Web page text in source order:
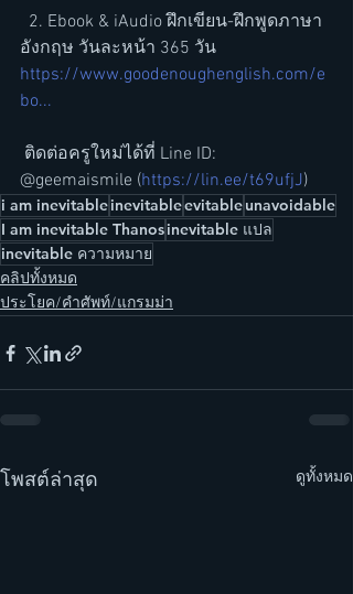
อังกฤษ วันละหน้า 365 วัน
https://www.goodenoughenglish.com/e
bo...
@geemaismile (https://lin.ee/t69ufjJ)
i am inevitableinevitableevitableunavoidable
I am inevitable Thanosinevitable แปล
inevitable ความหมาย
คลิปทั้งหมด
ประโยค/คำศัพท์/แกรมม่า
โพสต์ล่าสุด ดูทั้งหมด